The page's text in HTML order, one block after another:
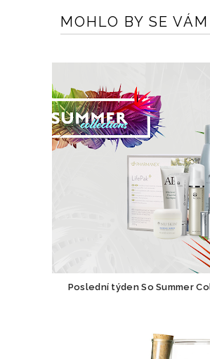
MOHLO BY SE
Poslední týden So Summer